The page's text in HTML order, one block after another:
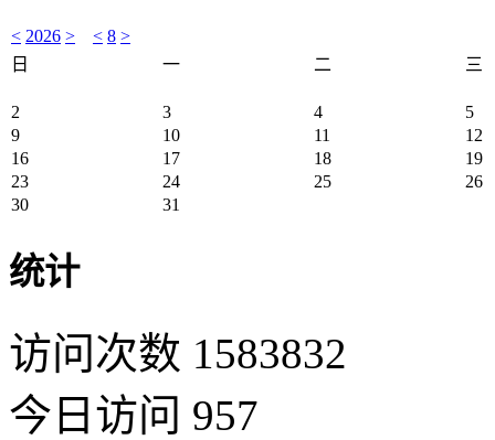
< 2026 > < 8 >
日
一 二 三
2 3 4
5
9
10 11
12
16
17 18
19
23
24 25
26
30
31
统计
访问次数 1583832
今日访问 957